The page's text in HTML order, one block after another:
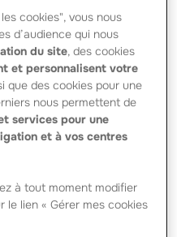
MBA (Université McGill au
sa carrière à MMA
du marché
McKinsey, en 1987, où il
secteur financier. En
Nantes comme
Général, la société
vie des groupes
l’ouest de la France.
cookies", vous nous
d’audience qui nous
du site, des cookies
et personnalisent votre
que des cookies pour une
nous permettent de
services pour une
et à vos centres
à tout moment modifier
le lien « Gérer mes cookies